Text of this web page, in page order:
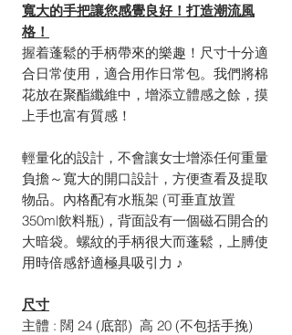
寬大的手把讓您感覺良好！打造潮流風
格！
握着蓬鬆的手柄帶來的樂趣！尺寸十分適
合日常使用，適合用作日常包。我們將棉
花放在聚酯纖維中，增添立體感之餘，摸
上手也富有質感！
輕量化的設計，不會讓女士增添任何重量
負擔～寬大的開口設計，方便查看及提取
物品。內格配有水瓶架 (可垂直放置
350ml飲料瓶)，背面設有一個磁石開合的
大暗袋。螺紋的手柄很大而蓬鬆，上膊使
用時倍感舒適極具吸引力 ♪
尺寸
主體 : 闊 24 (底部) 高 20 (不包括手挽)